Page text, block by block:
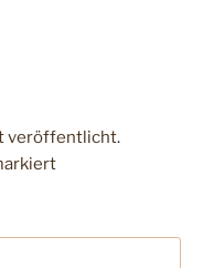
veröffentlicht.